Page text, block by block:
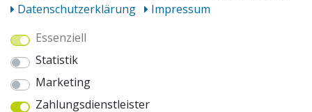
WIR VERSENDEN MIT
Daten­schutz­erklärung
Impressum
Essenziell
Statistik
Marketing
Zahlungsdienstleister